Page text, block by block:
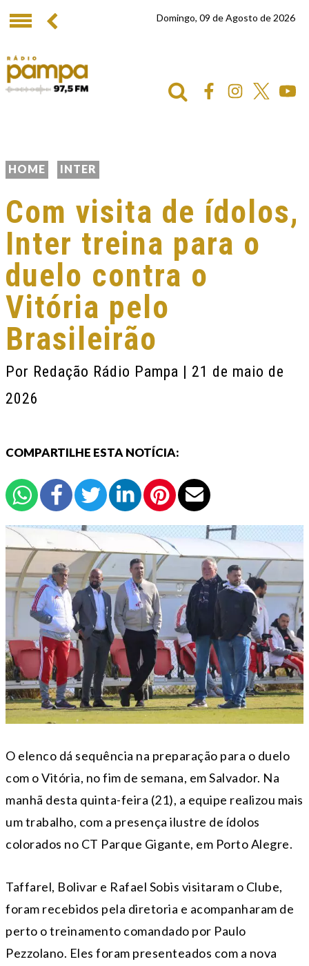
Domingo, 09 de Agosto de 2026
HOME INTER
Com visita de ídolos,
Inter treina para o
duelo contra o
Vitória pelo
Brasileirão
Por Redação Rádio Pampa | 21 de maio de
2026
COMPARTILHE ESTA NOTÍCIA:
O elenco dá sequência na preparação para o duelo
com o Vitória, no fim de semana, em Salvador. Na
manhã desta quinta-feira (21), a equipe realizou mais
um trabalho, com a presença ilustre de ídolos
colorados no CT Parque Gigante, em Porto Alegre.
Taffarel, Bolivar e Rafael Sobis visitaram o Clube,
foram recebidos pela diretoria e acompanharam de
perto o treinamento comandado por Paulo
Pezzolano. Eles foram presenteados com a nova